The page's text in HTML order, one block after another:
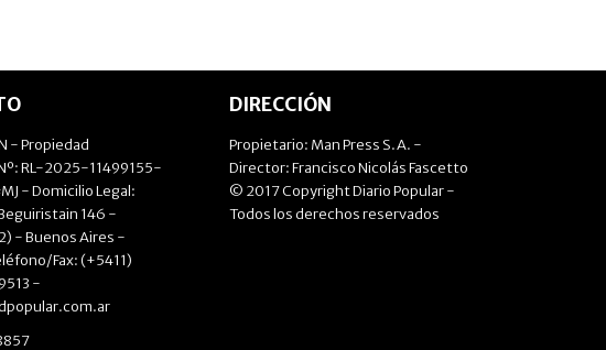
- Propiedad
RL-2025-11499155-
- Domicilio Legal:
146 -
- Buenos Aires -
Fax: (+5411)
-
DIRECCIÓN
Propietario: Man Press S.A. -
Director: Francisco Nicolás Fascetto
© 2017 Copyright Diario Popular -
Todos los derechos reservados